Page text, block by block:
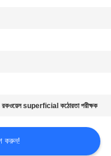
রকওয়েল superficial কঠোরতা পরীক্ষক
করুন!